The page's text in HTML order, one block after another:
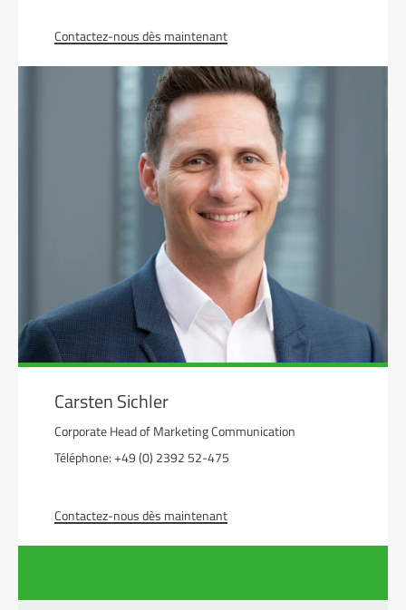
Contactez-nous dès maintenant
Carsten Sichler
Corporate Head of Marketing Communication
Téléphone: +49 (0) 2392 52-475
Contactez-nous dès maintenant